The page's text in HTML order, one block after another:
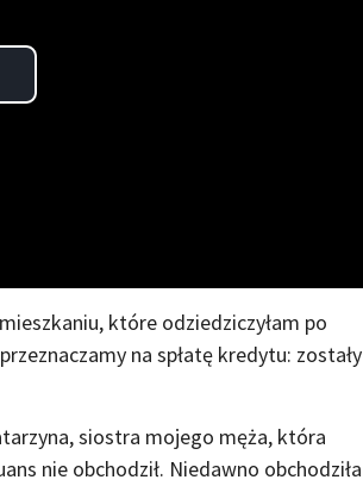
które odziedziczyłam po
na spłatę kredytu: zostały
siostra mojego męża, która
nie obchodził. Niedawno obchodziła